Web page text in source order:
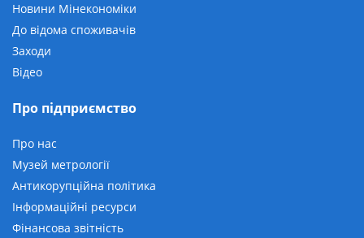
Новини Мінекономіки
До відома споживачів
Заходи
Відео
Про підприємство
Про нас
Музей метрології
Антикорупційна політика
Інформаційні ресурси
Фінансова звітність